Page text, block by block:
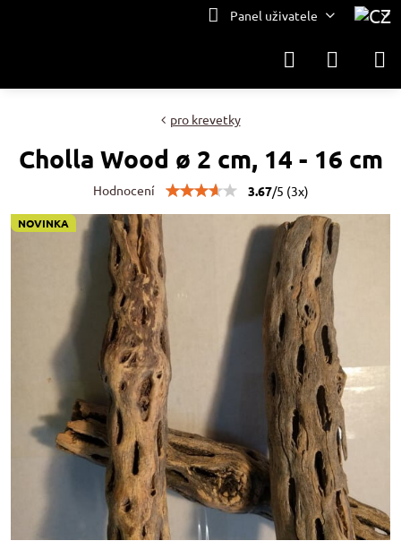
Panel uživatele
NOVINKA
pro krevetky
Cholla Wood ø 2 cm, 14 - 16 cm
Hodnocení 3.67/5 (3x)